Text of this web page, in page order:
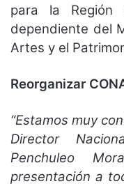
para la Región
dependiente del
Artes y el
Reorganizar
“Estamos muy
Director
Penchuleo
presentación a